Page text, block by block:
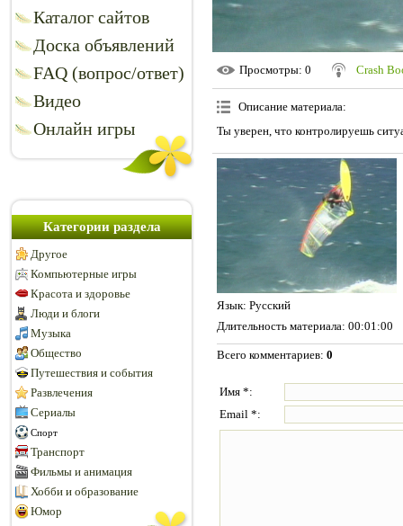
Каталог сайтов
Доска объявлений
FAQ (вопрос/ответ)
Видео
Онлайн игры
Категории раздела
Другое
Компьютерные игры
Красота и здоровье
Люди и блоги
Музыка
Общество
Путешествия и события
Развлечения
Сериалы
Спорт
Транспорт
Фильмы и анимация
Хобби и образование
Юмор
Просмотры: 0 Crash
Описание материала:
Ты уверен, что контролируешь
Язык: Русский
Длительность материала: 00:01:00
Всего комментариев: 0
Имя *:
Email *: